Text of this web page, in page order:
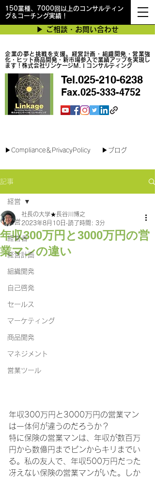
150業種、7000回以上のコンサルティン
グ＆コーチング実績！
企業の夢と挑戦を支援。経営計画・組織開発・営業強
化・ヒット商品開発・新市場参入で業績アップを実現し
ます！株式会社リンケージＭ.Ｉコンサルティング
▶︎ ご相談・お問い合わせ
Tel.025-210-6238
Fax.025-333-4752
▶︎Compliance＆PrivacyPolicy ▶︎ブログ
記事
経営
経営者
経営計画
組織開発
自己啓発
セールス
マーケティング
商品開発
マネジメント
営業ツール
経営
年収300万円と3000万円の営
業マンの違い
社長の大学★長谷川博之
2023年8月10日 読了時間: 3分
年収300万円と3000万円の営業マン
は一体何が違うのだろうか？
特に保険の営業マンは、年収が数百万
円から数億円までピンからキリまでい
る。私の友人で、年収500万円だった
冴えない保険の営業マンがいた。しか